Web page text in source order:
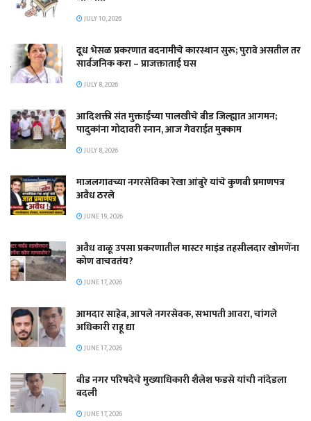
JULY 10, 2026
दूध भेसळ प्रकरणात बदनामीचे कारस्थान सुरू; पुरावे असतील तर
सार्वजनिक करा – प्राजक्ताताई घस
JULY 8, 2026
आदिशक्ती संत मुक्ताईंच्या पालखीचे बीड जिल्ह्यात आगमन;
पादुकांना गोदावरी स्नान, आज गेवराईत मुक्काम
JULY 8, 2026
माजलगावच्या नगरसेविका रेखा आंबुरे यांचे कुणबी प्रमाणपत्र
अवैध ठरले
JUNE 19, 2026
अवैध वाळू उपसा प्रकरणातील मास्टर माइंड तहसीलदार खोमणेंना
कोण वाचवतंय?
JUNE 17, 2026
आमदार साहेब, आपले नगरसेवक, सभापती आवरा, चांगले
अधिकारी राहू द्या
JUNE 17, 2026
बीड नगर परिषदेचे मुख्याधिकारी शैलेश फडसे यांची नांदेडला
बदली
JUNE 17, 2026